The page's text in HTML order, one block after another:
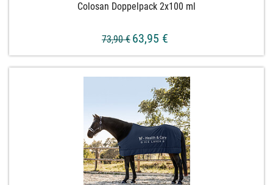
Colosan Doppelpack 2x100 ml
73,90 € 63,95 €